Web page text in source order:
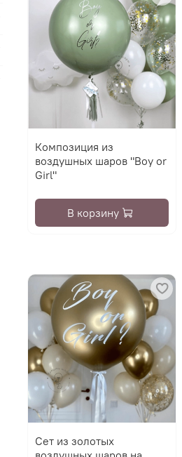
Композиция из
воздушных шаров "Boy or
Girl"
В корзину
Сет из золотых